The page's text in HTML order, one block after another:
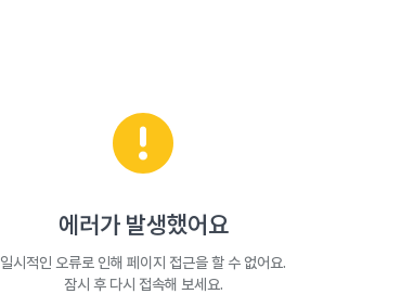
에러가 발생했어요
일시적인 오류로 인해 페이지 접근을 할 수 없어요.
잠시 후 다시 접속해 보세요.